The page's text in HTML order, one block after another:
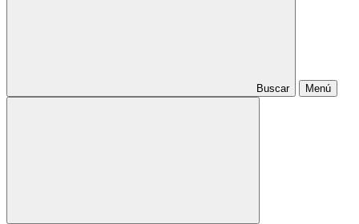
Buscar Menú